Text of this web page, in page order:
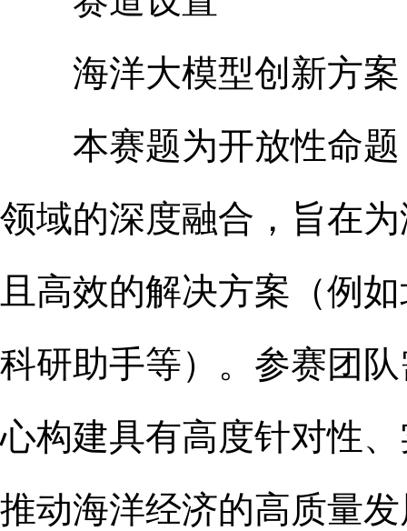
海洋大模型创新方案
本赛题为开放性命题
领域的深度融合，旨在
且高效的解决方案（例
科研助手等）。参赛团
心构建具有高度针对性
推动海洋经济的高质量